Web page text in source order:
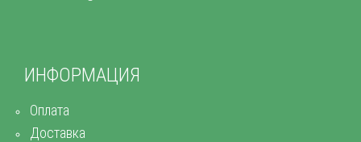
ИНФОРМАЦИЯ
Оплата
Доставка